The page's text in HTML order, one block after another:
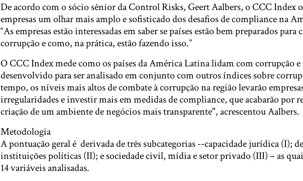
De acordo com o sócio sênior da Control Risks, Geert Aalbers, o CCC Index
empresas um olhar mais amplo e sofisticado dos desafios de compliance na
“As empresas estão interessadas em saber se países estão bem preparados para
corrupção e como, na prática, estão fazendo isso.”
O CCC Index mede como os países da América Latina lidam com corrupção
desenvolvido para ser analisado em conjunto com outros índices sobre
tempo, os níveis mais altos de combate à corrupção na região levarão
irregularidades e investir mais em medidas de compliance, que acabarão por
criação de um ambiente de negócios mais transparente", acrescentou Aalbers.
Metodologia
A pontuação geral é derivada de três subcategorias --capacidade jurídica (I);
instituições políticas (II); e sociedade civil, mídia e setor privado (III) – as
14 variáveis analisadas.